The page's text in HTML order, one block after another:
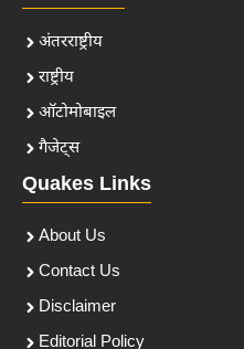
अंतरराष्ट्रीय
राष्ट्रीय
ऑटोमोबाइल
गैजेट्स
Quakes Links
About Us
Contact Us
Disclaimer
Editorial Policy